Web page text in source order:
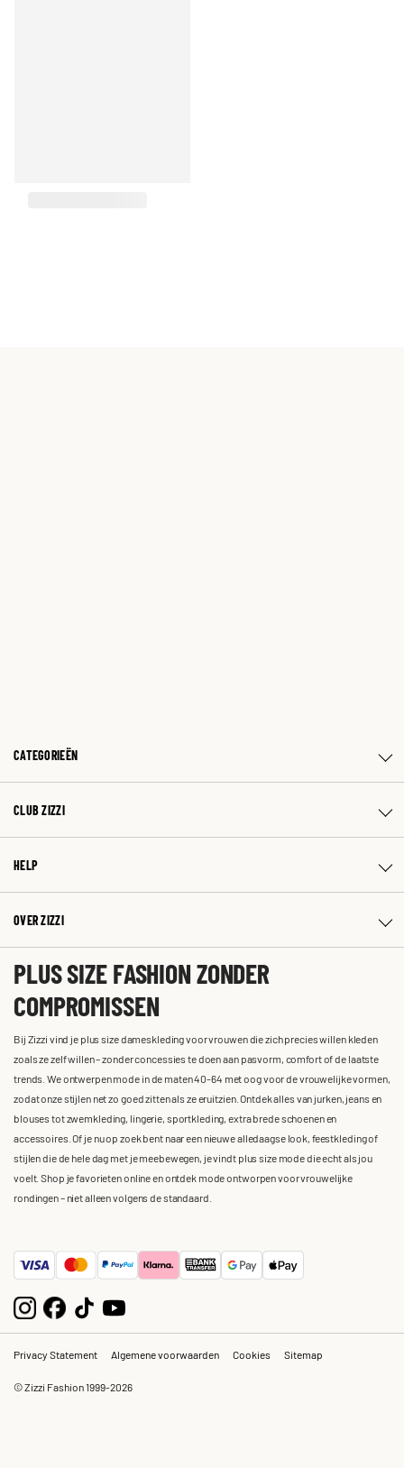
CATEGORIEËN
CLUB ZIZZI
HELP
OVER ZIZZI
PLUS SIZE FASHION ZONDER
COMPROMISSEN
Bij Zizzi vind je plus size dameskleding voor vrouwen die zich precies willen kleden
zoals ze zelf willen – zonder concessies te doen aan pasvorm, comfort of de laatste
trends. We ontwerpen mode in de maten 40-64 met oog voor de vrouwelijke vormen,
zodat onze stijlen net zo goed zitten als ze eruitzien. Ontdek alles van jurken, jeans en
blouses tot zwemkleding, lingerie, sportkleding, extra brede schoenen en
accessoires. Of je nu op zoek bent naar een nieuwe alledaagse look, feestkleding of
stijlen die de hele dag met je meebewegen, je vindt plus size mode die echt als jou
voelt. Shop je favorieten online en ontdek mode ontworpen voor vrouwelijke
rondingen – niet alleen volgens de standaard.
Privacy Statement Algemene voorwaarden Cookies Sitemap
© Zizzi Fashion 1999-2026